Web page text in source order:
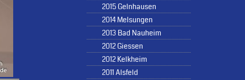
2015 Gelnhausen
2014 Melsungen
2013 Bad Nauheim
2012 Giessen
2012 Kelkheim
2011 Alsfeld